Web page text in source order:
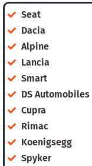
Seat
Dacia
Alpine
Lancia
Smart
DS Automobiles
Cupra
Rimac
Koenigsegg
Spyker